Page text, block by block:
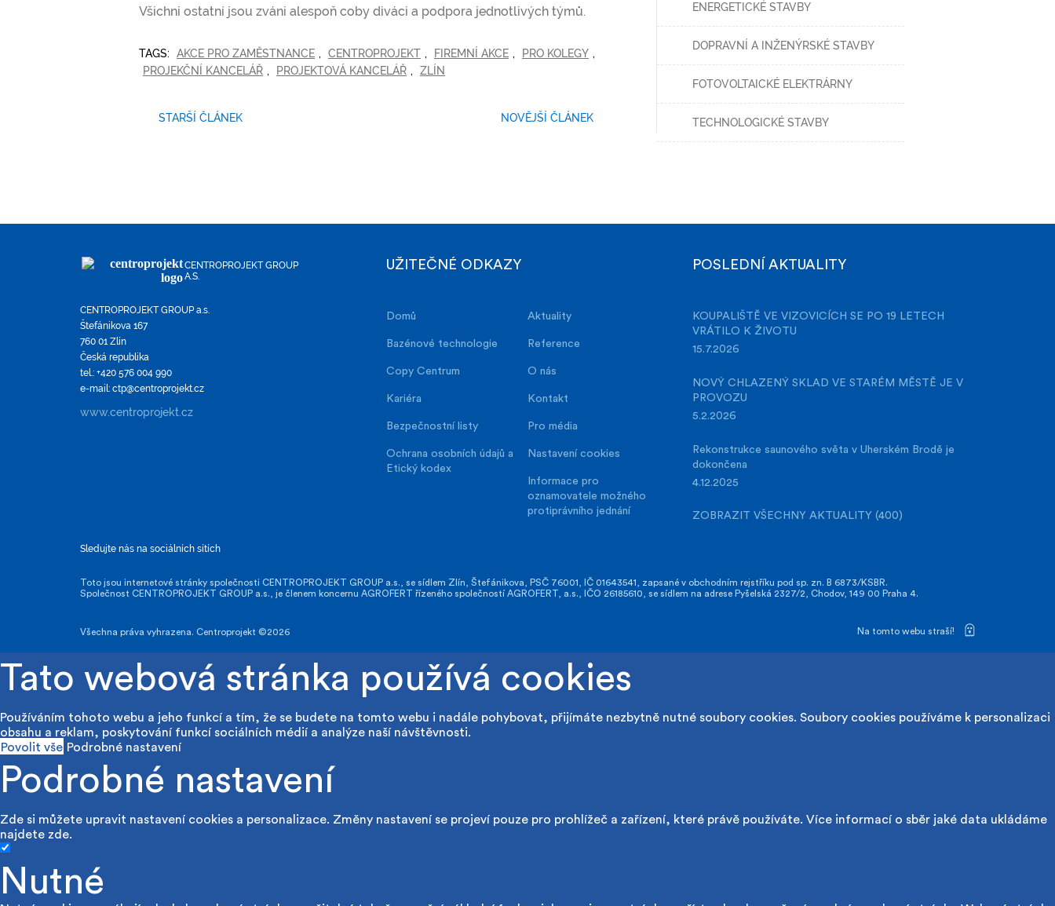
Všichni ostatní jsou zváni alespoň coby diváci a podpora jednotlivých týmů.
TAGS: AKCE PRO ZAMĚSTNANCE , CENTROPROJEKT , FIREMNÍ AKCE , PRO KOLEGY ,
PROJEKČNÍ KANCELÁŘ , PROJEKTOVÁ KANCELÁŘ , ZLÍN
STARŠÍ ČLÁNEK NOVĚJŠÍ ČLÁNEK
ENERGETICKÉ STAVBY
DOPRAVNÍ A INŽENÝRSKÉ STAVBY
FOTOVOLTAICKÉ ELEKTRÁRNY
TECHNOLOGICKÉ STAVBY
CENTROPROJEKT GROUP
A.S.
CENTROPROJEKT GROUP a.s.
Štefánikova 167
760 01 Zlín
Česká republika
tel.: +420 576 004 990
e-mail: ctp@centroprojekt.cz
www.centroprojekt.cz
UŽITEČNÉ ODKAZY
Domů Aktuality
Bazénové technologie Reference
Copy Centrum O nás
Kariéra Kontakt
Bezpečnostní listy Pro média
Ochrana osobních údajů a
Etický kodex
Nastavení cookies
Informace pro
oznamovatele možného
protiprávního jednání
POSLEDNÍ AKTUALITY
KOUPALIŠTĚ VE VIZOVICÍCH SE PO 19 LETECH
VRÁTILO K ŽIVOTU
15.7.2026
NOVÝ CHLAZENÝ SKLAD VE STARÉM MĚSTĚ JE V
PROVOZU
5.2.2026
Rekonstrukce saunového světa v Uherském Brodě je
dokončena
4.12.2025
ZOBRAZIT VŠECHNY AKTUALITY (400)
Sledujte nás na sociálních sítích
Toto jsou internetové stránky společnosti CENTROPROJEKT GROUP a.s., se sídlem Zlín, Štefánikova, PSČ 76001, IČ 01643541, zapsané v obchodním rejstříku pod sp. zn. B 6873/KSBR.
Společnost CENTROPROJEKT GROUP a.s., je členem koncernu AGROFERT řízeného společností AGROFERT, a.s., IČO 26185610, se sídlem na adrese Pyšelská 2327/2, Chodov, 149 00 Praha 4.
Všechna práva vyhrazena. Centroprojekt ©2026 Na tomto webu straší!
Tato webová stránka používá cookies
Používáním tohoto webu a jeho funkcí a tím, že se budete na tomto webu i nadále pohybovat, přijímáte nezbytně nutné soubory cookies. Soubory cookies používáme k personalizaci
obsahu a reklam, poskytování funkcí sociálních médií a analýze naší návštěvnosti.
Povolit vše Podrobné nastavení
Podrobné nastavení
Zde si můžete upravit nastavení cookies a personalizace. Změny nastavení se projeví pouze pro prohlížeč a zařízení, které právě používáte. Více informací o sběr jaké data ukládáme
najdete zde.
Nutné